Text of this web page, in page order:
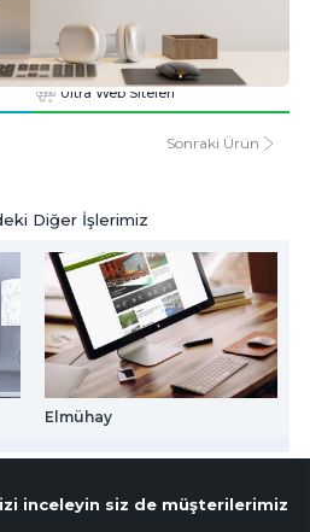
Ultra Web Siteleri
Sonraki Ürün
Diğer İşlerimiz
Elmühay
inceleyin siz de müşterilerimiz